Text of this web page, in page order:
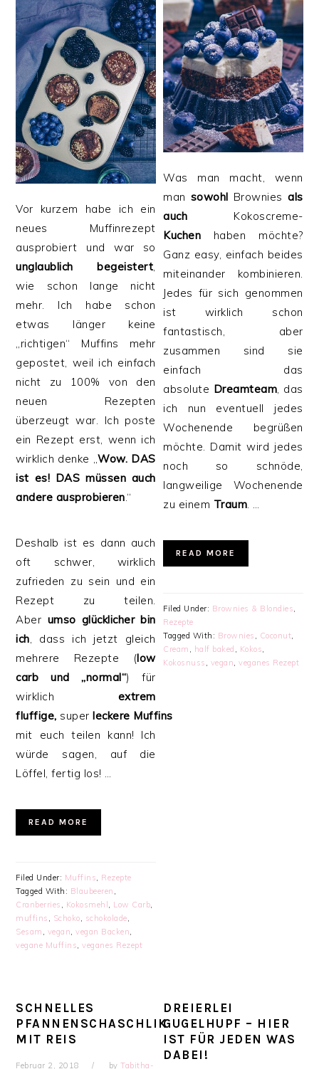
Vor kurzem habe ich ein
neues Muffinrezept
ausprobiert und war so
unglaublich begeistert,
wie schon lange nicht
mehr. Ich habe schon
etwas länger keine
„richtigen“ Muffins mehr
gepostet, weil ich einfach
nicht zu 100% von den
neuen Rezepten
überzeugt war. Ich poste
ein Rezept erst, wenn ich
wirklich denke „Wow. DAS
ist es! DAS müssen auch
andere ausprobieren.“
Deshalb ist es dann auch
oft schwer, wirklich
zufrieden zu sein und ein
Rezept zu teilen.
Aber umso glücklicher bin
ich, dass ich jetzt gleich
mehrere Rezepte (low
carb und „normal“) für
wirklich extrem
fluffige, superleckere Muffins
mit euch teilen kann! Ich
würde sagen, auf die
Löffel, fertig los! …
READ MORE
Filed Under: Muffins, Rezepte
Tagged With: Blaubeeren ,
Cranberries , Kokosmehl , Low Carb,
muffins , Schoko, schokolade,
Sesam , vegan,vegan Backen,
vegane Muffins,veganes Rezept
Was man macht, wenn
man sowohl Browniesals
auch Kokoscreme-
Kuchen haben möchte?
Ganz easy, einfach beides
miteinander kombinieren.
Jedes für sich genommen
ist wirklich schon
fantastisch, aber
zusammen sind sie
einfach das
absolute Dreamteam, das
ich nun eventuell jedes
Wochenende begrüßen
möchte. Damit wird jedes
noch so schnöde,
langweilige Wochenende
zu einem Traum. …
READ MORE
Filed Under: Brownies & Blondies,
Rezepte
Tagged With: Brownies , Coconut,
Cream , half baked , Kokos,
Kokosnuss , vegan,veganes Rezept
SCHNELLES
PFANNENSCHASCHLIK
MIT REIS
Februar 2, 2018 byTabitha-
DREIERLEI
GUGELHUPF – HIER
IST FÜR JEDEN WAS
DABEI!